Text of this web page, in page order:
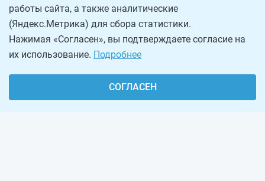
работы сайта, а также аналитические
(Яндекс.Метрика) для сбора статистики.
Нажимая «Согласен», вы подтверждаете согласие на
их использование. Подробнее
СОГЛАСЕН